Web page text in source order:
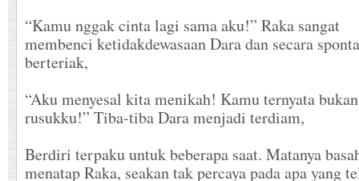
“Kamu nggak cinta lagi sama aku!” Raka sangat
membenci ketidakdewasaan Dara dan secara
berteriak,
“Aku menyesal kita menikah! Kamu ternyata
rusukku!” Tiba-tiba Dara menjadi terdiam,
Berdiri terpaku untuk beberapa saat. Matanya
menatap Raka, seakan tak percaya pada apa yang